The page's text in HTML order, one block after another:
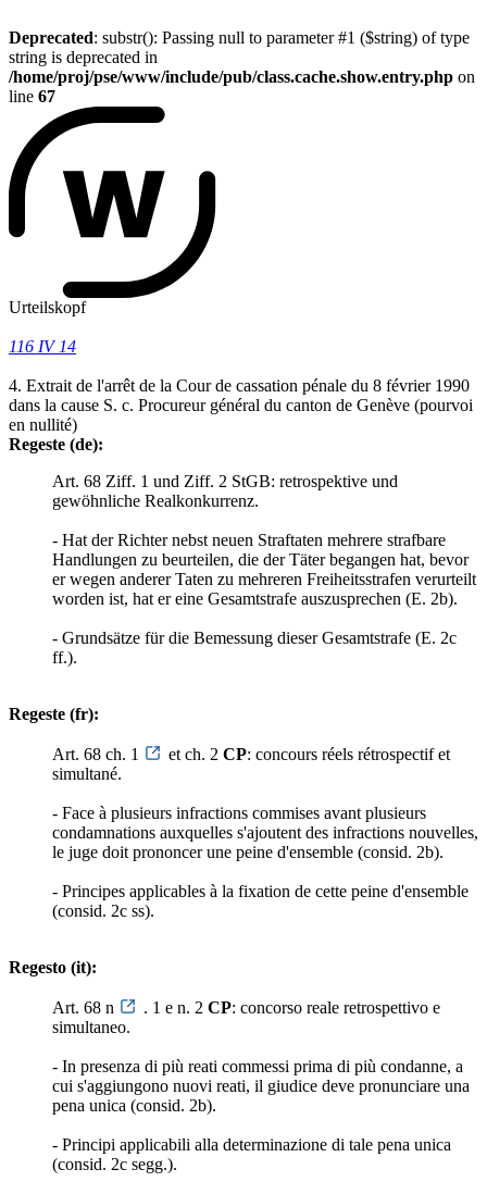
Deprecated: substr(): Passing null to parameter #1 ($string) of type
string is deprecated in
/home/proj/pse/www/include/pub/class.cache.show.entry.php on
line 67
Urteilskopf
116 IV 14
4. Extrait de l'arrêt de la Cour de cassation pénale du 8 février 1990
dans la cause S. c. Procureur général du canton de Genève (pourvoi
en nullité)
Regeste (de):
Art. 68 Ziff. 1 und Ziff. 2 StGB: retrospektive und
gewöhnliche Realkonkurrenz.
- Hat der Richter nebst neuen Straftaten mehrere strafbare
Handlungen zu beurteilen, die der Täter begangen hat, bevor
er wegen anderer Taten zu mehreren Freiheitsstrafen verurteilt
worden ist, hat er eine Gesamtstrafe auszusprechen (E. 2b).
- Grundsätze für die Bemessung dieser Gesamtstrafe (E. 2c
ff.).
Regeste (fr):
Art. 68 ch. 1 et ch. 2 CP: concours réels rétrospectif et
simultané.
- Face à plusieurs infractions commises avant plusieurs
condamnations auxquelles s'ajoutent des infractions nouvelles,
le juge doit prononcer une peine d'ensemble (consid. 2b).
- Principes applicables à la fixation de cette peine d'ensemble
(consid. 2c ss).
Regesto (it):
Art. 68 n . 1 e n. 2 CP: concorso reale retrospettivo e
simultaneo.
- In presenza di più reati commessi prima di più condanne, a
cui s'aggiungono nuovi reati, il giudice deve pronunciare una
pena unica (consid. 2b).
- Principi applicabili alla determinazione di tale pena unica
(consid. 2c segg.).